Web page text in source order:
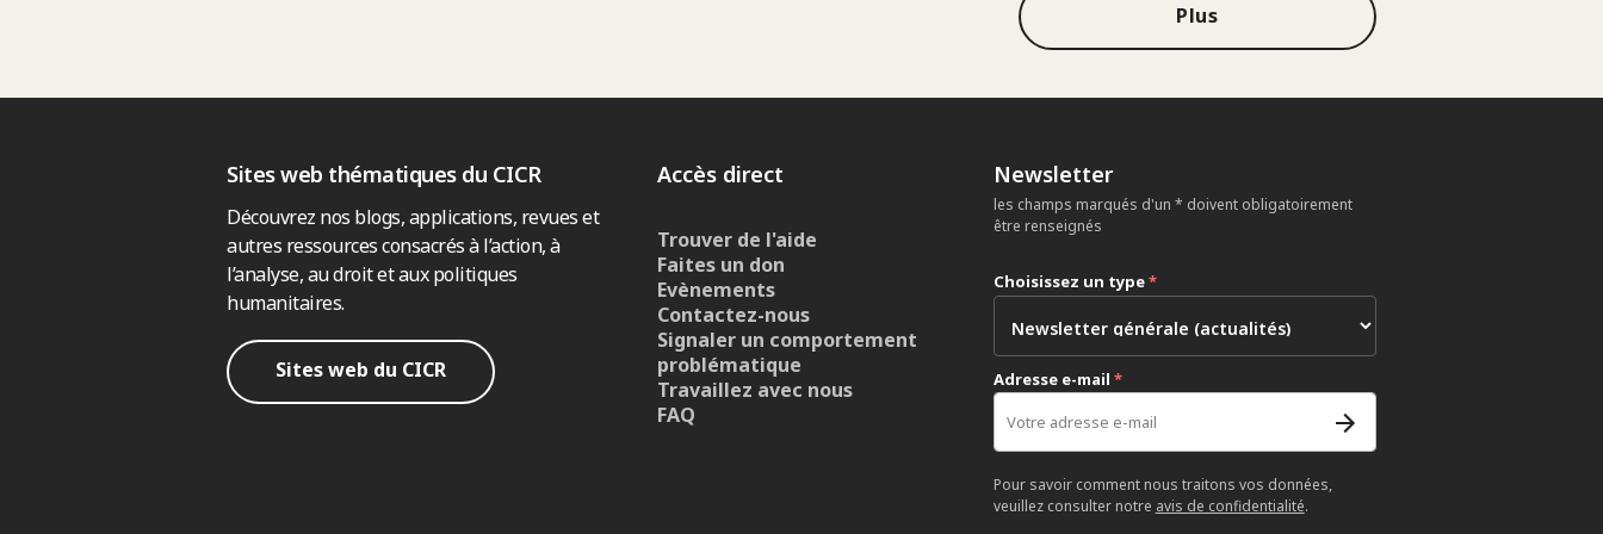
Plus
Sites web thématiques du CICR
Découvrez nos blogs, applications, revues et
autres ressources consacrés à l’action, à
l’analyse, au droit et aux politiques
humanitaires.
Sites web du CICR
Accès direct
Trouver de l'aide
Faites un don
Evènements
Contactez-nous
Signaler un comportement
problématique
Travaillez avec nous
FAQ
Newsletter
les champs marqués d'un * doivent obligatoirement
être renseignés
Choisissez un type*
Adresse e-mail *
Pour savoir comment nous traitons vos données,
veuillez consulter notre avis de confidentialité.